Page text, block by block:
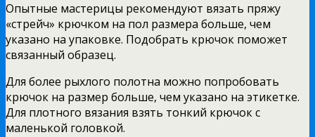
Опытные мастерицы рекомендуют вязать пряжу
«стрейч» крючком на пол размера больше, чем
указано на упаковке. Подобрать крючок поможет
связанный образец.
Для более рыхлого полотна можно попробовать
крючок на размер больше, чем указано на этикетке.
Для плотного вязания взять тонкий крючок с
маленькой головкой.